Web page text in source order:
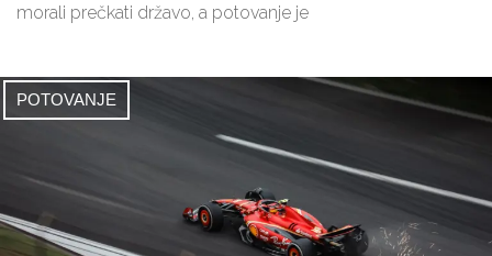
morali prečkati državo, a potovanje je
POTOVANJE